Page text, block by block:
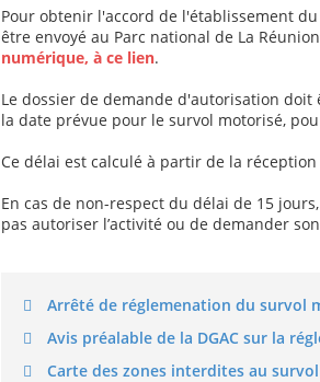
Pour obtenir l'accord de l'établissement
être envoyé au Parc national de La
numérique, à ce lien.
Le dossier de demande d'autorisation
la date prévue pour le survol motorisé,
Ce délai est calculé à partir de la
En cas de non-respect du délai de 15
pas autoriser l’activité ou de demander
Arrêté de réglemenation du survol
Avis préalable de la DGAC sur la
Carte des zones interdites au